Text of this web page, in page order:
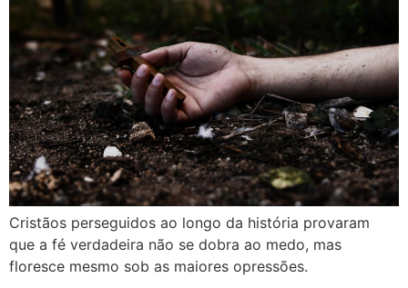
Cristãos perseguidos ao longo da história provaram
que a fé verdadeira não se dobra ao medo, mas
floresce mesmo sob as maiores opressões.